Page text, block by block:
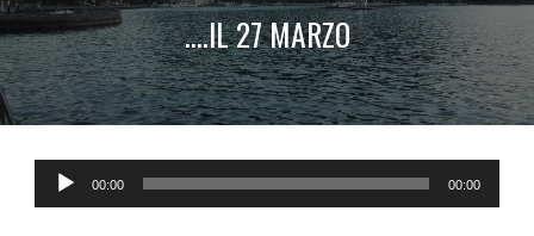
….IL 27 MARZO
Audio
Player
00:00 00:00